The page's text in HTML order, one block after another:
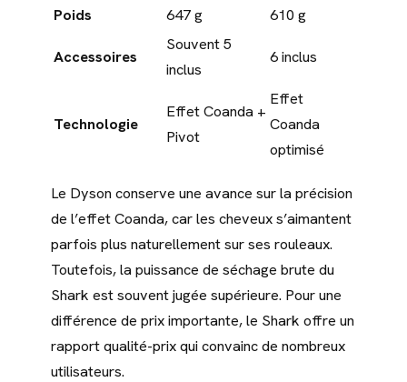
Poids 647 g 610 g
Accessoires
Souvent 5
inclus
6 inclus
Technologie
Effet Coanda +
Pivot
Effet
Coanda
optimisé
Le Dyson conserve une avance sur la précision
de l’effet Coanda, car les cheveux s’aimantent
parfois plus naturellement sur ses rouleaux.
Toutefois, la puissance de séchage brute du
Shark est souvent jugée supérieure. Pour une
différence de prix importante, le Shark offre un
rapport qualité-prix qui convainc de nombreux
utilisateurs.